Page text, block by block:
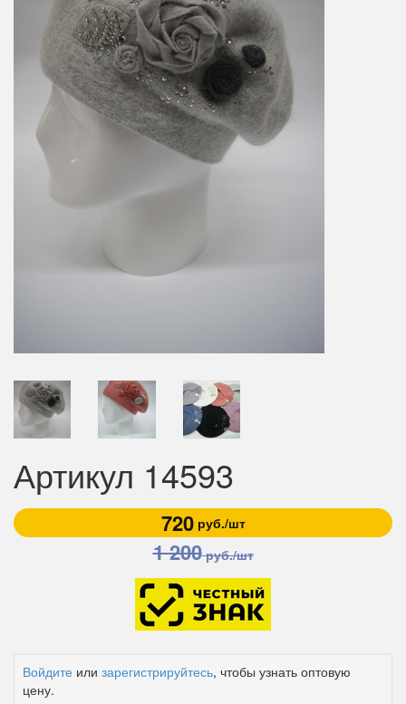
Артикул 14593
720руб./шт
1 200руб./шт
Войдите или зарегистрируйтесь, чтобы узнать оптовую
цену.